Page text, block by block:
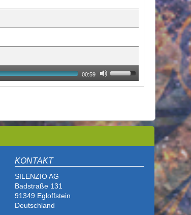
00:59
KONTAKT
SILENZIO AG
Badstraße 131
91349 Egloffstein
Deutschland